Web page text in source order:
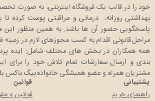
پشتیبانی
راهنمای خرید
قوانین
قوانین و
خود را در قالب یک فروشگاه اینترنتی، به صورت
بهداشتی روزانه، درمانی و مراقبتی پوست کرده تا
پاسخگویی حضور آن ها باشد. به همین منظور این
مراحل قانونی اقدام به کسب مجوزهای لازم در زمینه
همه همکاران در بخش های مختلف شامل: ایده
بندی و ارسال سفارشات تمام تلاش خود را برای
مشتریان همراه و عضو همیشگی خانواده بیگ باکس